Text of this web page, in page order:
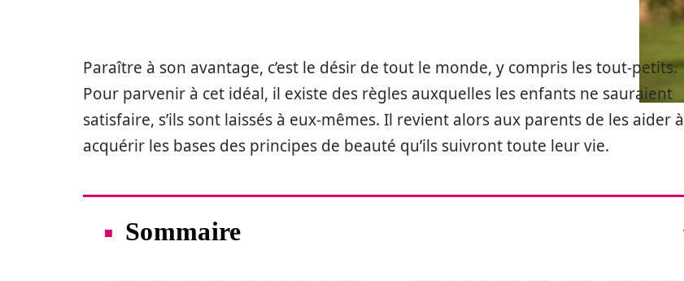
Paraître à son avantage, c’est le désir de tout le monde, y compris les tout-petits.
Pour parvenir à cet idéal, il existe des règles auxquelles les enfants ne sauraient
satisfaire, s’ils sont laissés à eux-mêmes. Il revient alors aux parents de les aider à
acquérir les bases des principes de beauté qu’ils suivront toute leur vie.
Sommaire